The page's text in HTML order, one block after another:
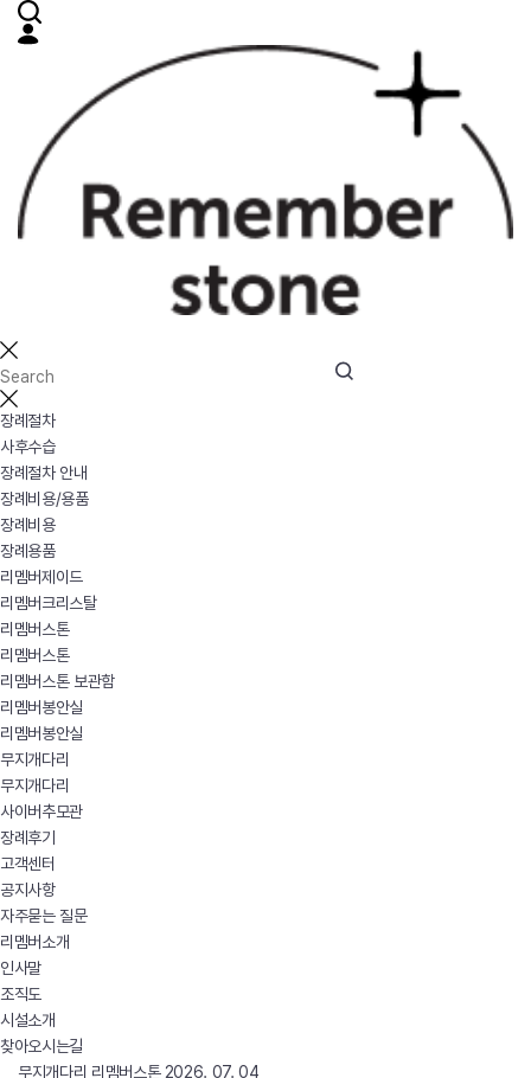
장례절차
사후수습
장례절차 안내
장례비용/용품
장례비용
장례용품
리멤버제이드
리멤버크리스탈
리멤버스톤
리멤버스톤
리멤버스톤 보관함
리멤버봉안실
리멤버봉안실
무지개다리
무지개다리
사이버추모관
장례후기
고객센터
공지사항
자주묻는 질문
리멤버소개
인사말
조직도
시설소개
찾아오시는길
무지개다리 리멤버스톤 2026. 07. 04